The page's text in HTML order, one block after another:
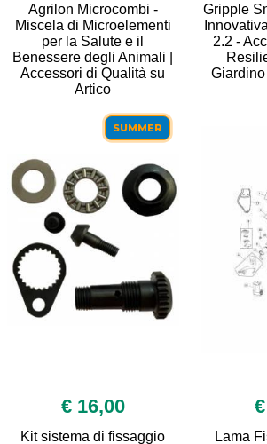
Agrilon Microcombi -
Miscela di Microelementi
per la Salute e il
Benessere degli Animali |
Accessori di Qualità su
Artico
Gripple
2.2 -
SUMMER
€ 16,00
Kit sistema di fissaggio
Lama